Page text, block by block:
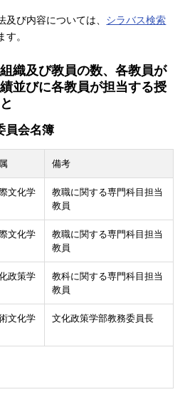
び内容については、 シラバス検索
。
織及び教員の数、各教員が
並びに各教員が担当する授
員会名簿
備考
文化学
教職に関する専門科目担当
教員
文化学
教職に関する専門科目担当
教員
政策学
教科に関する専門科目担当
教員
文化学
文化政策学部教務委員長